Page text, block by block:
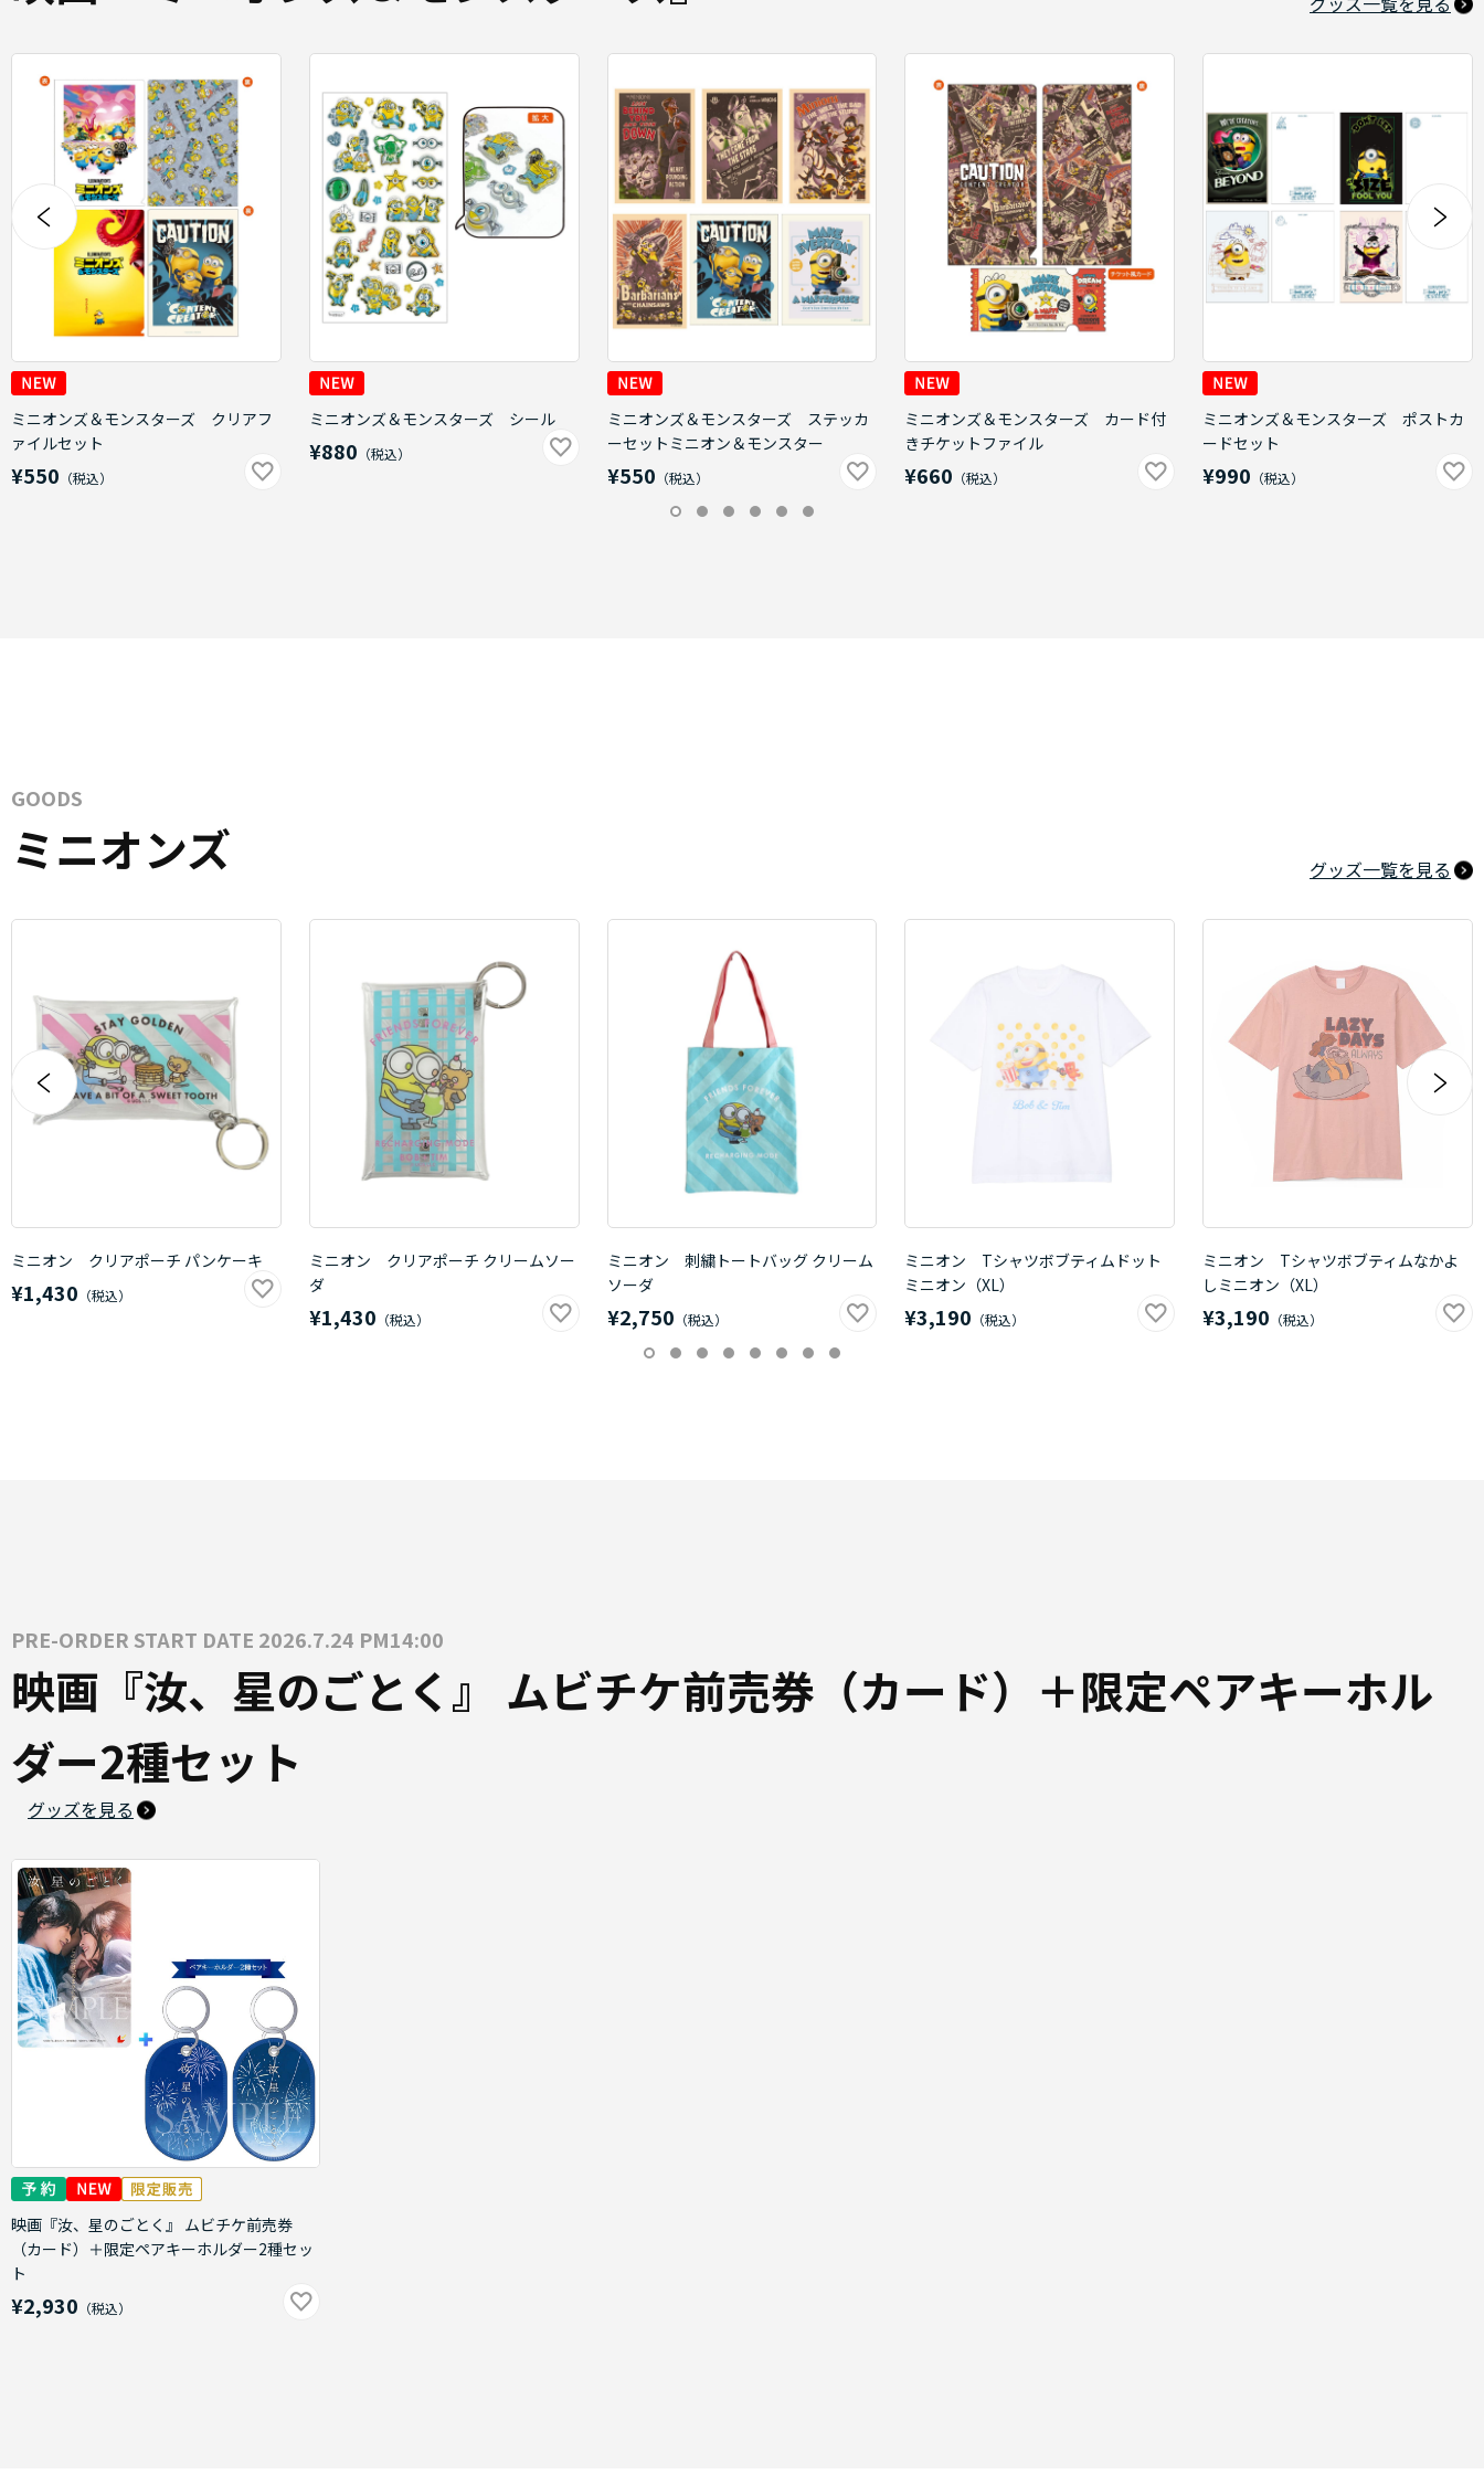
ミニオンズ＆モンスターズ クリアフ
ァイルセット
¥550
ミニオンズ＆モンスターズ シール
¥880
ミニオンズ＆モンスターズ ステッカ
ーセットミニオン＆モンスター
¥550
ミニオンズ＆モンスターズ カード付
きチケットファイル
¥660
ミニオンズ＆モンスターズ ポストカ
ードセット
¥990
GOODS
ミニオンズ グッズ一覧を見る
ミニオン クリアポーチ パンケーキ
¥1,430
ミニオン クリアポーチ クリームソー
ダ
¥1,430
ミニオン 刺繍トートバッグ クリーム
ソーダ
¥2,750
ミニオン Tシャツボブティムドット
ミニオン（XL）
¥3,190
ミニオン Tシャツボブティムなかよ
しミニオン（XL）
¥3,190
PRE-ORDER START DATE 2026.7.24 PM14:00
映画『汝、星のごとく』 ムビチケ前売券（カード）＋限定ペアキーホル
ダー2種セット
グッズを見る
映画『汝、星のごとく』 ムビチケ前売券
（カード）＋限定ペアキーホルダー2種セッ
ト
¥2,930